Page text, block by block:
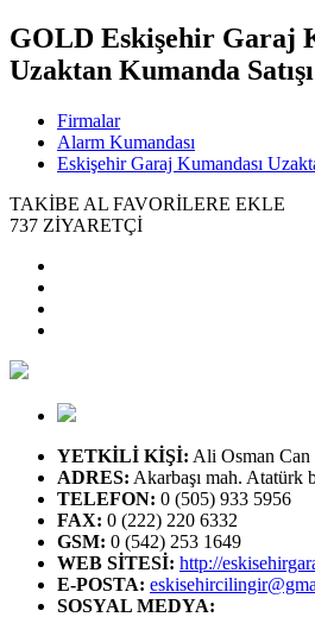
GOLD Eskişehir Garaj
Uzaktan Kumanda Satışı
Firmalar
Alarm Kumandası
Eskişehir Garaj Kumandası
TAKİBE AL FAVORİLERE EKLE
737 ZİYARETÇİ
YETKİLİ KİŞİ: Ali Osman Can
ADRES: Akarbaşı mah. Atatürk
TELEFON: 0 (505) 933 5956
FAX: 0 (222) 220 6332
GSM: 0 (542) 253 1649
WEB SİTESİ: http://
E-POSTA:
SOSYAL MEDYA: